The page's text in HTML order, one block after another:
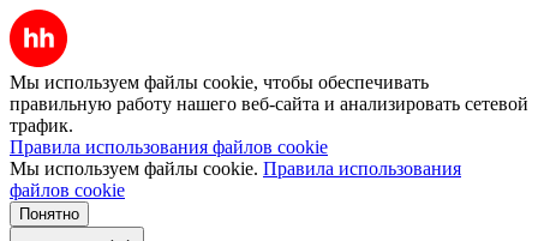
Мы используем файлы cookie, чтобы обеспечивать
правильную работу нашего веб-сайта и анализировать сетевой
трафик.
Правила использования файлов cookie
Мы используем файлы cookie. Правила использования
файлов cookie
Понятно